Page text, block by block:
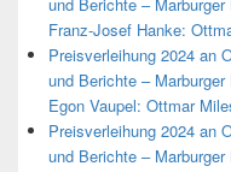
Franz-Josef Hanke:
Preisverleihung 2024 an
und Berichte –
Egon Vaupel: Ottmar
Preisverleihung 2024 an
und Berichte –